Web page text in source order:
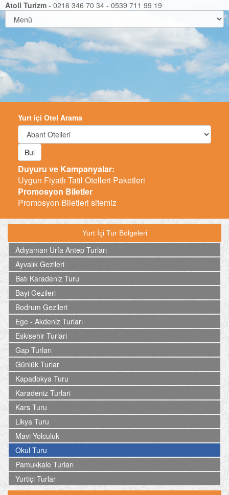
Atoll Turizm - 0216 346 70 34 - 0539 711 99 19
Yurt içi Otel Arama
Bul
Duyuru ve Kampanyalar:
Uygun Fiyatlı Tatil Otelleri Paketleri
Promosyon Biletler
Promosyon Biletleri sitemiz
Yurt İçi Tur Bölgeleri
Adıyaman Urfa Antep Turları
Ayvalık Gezileri
Batı Karadeniz Turu
Bayi Gezileri
Bodrum Gezileri
Ege - Akdeniz Turları
Eskisehir Turlari
Gap Turları
Günlük Turlar
Kapadokya Turu
Karadeniz Turlari
Kars Turu
Likya Turu
Mavi Yolculuk
Okul Turu
Pamukkale Turları
Yurtiçi Turlar